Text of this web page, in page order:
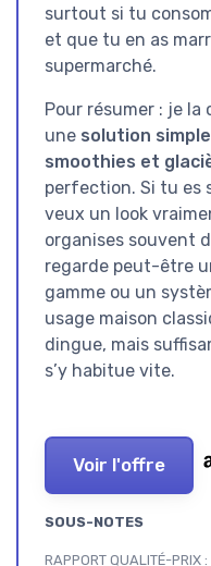
surtout si tu
et que tu en as
supermarché.
Pour résumer : je
une solution
smoothies et
perfection. Si tu es
veux un look
organises souvent
regarde peut-être
gamme ou un
usage maison
dingue, mais
s’y habitue vite.
Voir l'offre
SOUS-NOTES
RAPPORT QUALITÉ-PRIX :